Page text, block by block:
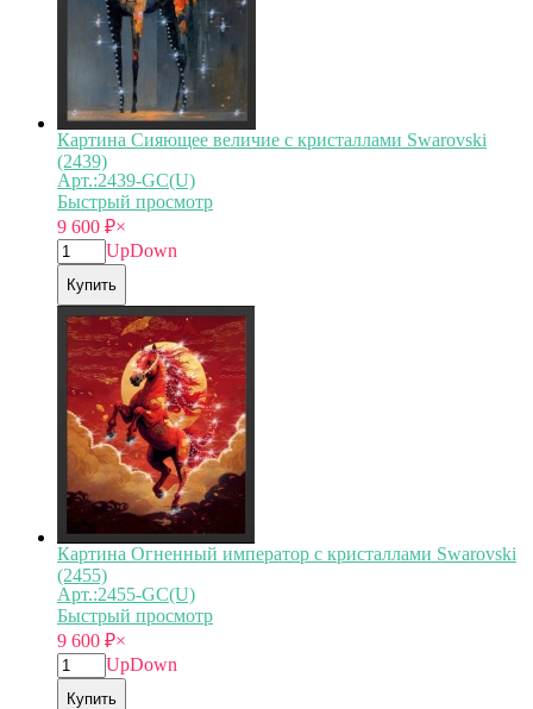
Картина Сияющее величие с кристаллами Swarovski
(2439)
Арт.:2439-GC(U)
Быстрый просмотр
9 600 ₽×
UpDown
Купить
Картина Огненный император с кристаллами Swarovski
(2455)
Арт.:2455-GC(U)
Быстрый просмотр
9 600 ₽×
UpDown
Купить